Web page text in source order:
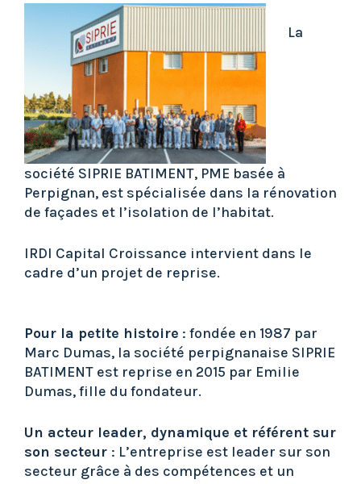
La
société SIPRIE BATIMENT, PME basée à
Perpignan, est spécialisée dans la rénovation
de façades et l’isolation de l’habitat.
IRDI Capital Croissance intervient dans le
cadre d’un projet de reprise.
Pour la petite histoire : fondée en 1987 par
Marc Dumas, la société perpignanaise SIPRIE
BATIMENT est reprise en 2015 par Emilie
Dumas, fille du fondateur.
Un acteur leader, dynamique et référent sur
son secteur : L’entreprise est leader sur son
secteur grâce à des compétences et un